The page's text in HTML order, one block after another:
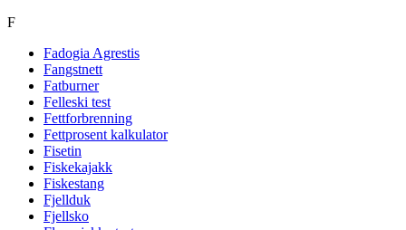
F
Fadogia Agrestis
Fangstnett
Fatburner
Felleski test
Fettforbrenning
Fettprosent kalkulator
Fisetin
Fiskekajakk
Fiskestang
Fjellduk
Fjellsko